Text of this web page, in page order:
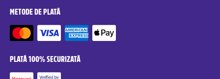
METODE DE PLATĂ
PLATĂ 100% SECURIZATĂ